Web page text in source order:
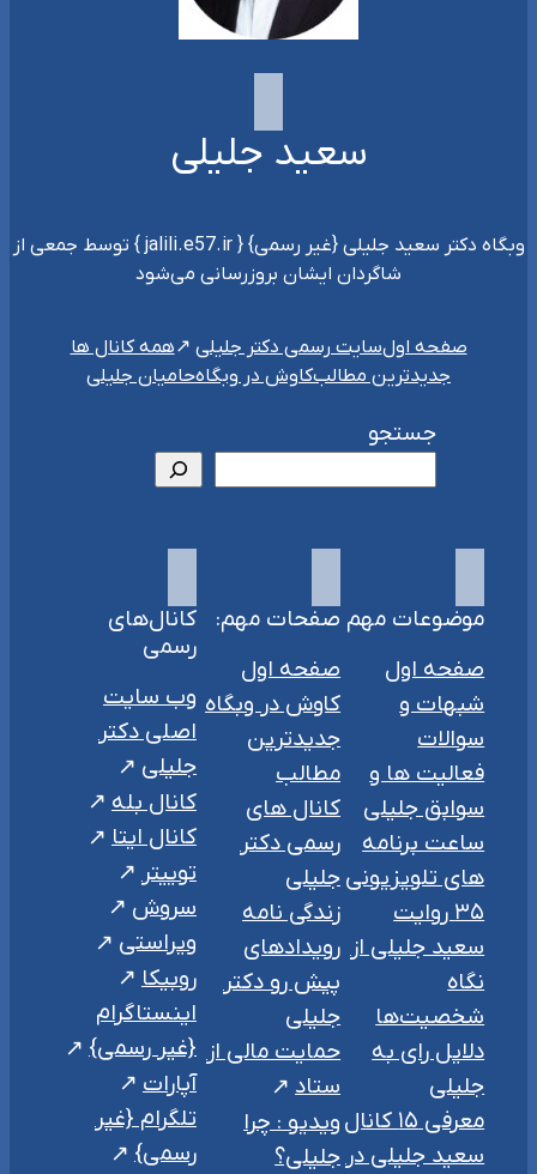
سعید جلیلی
وبگاه دکتر سعید جلیلی {غیر رسمی} { jalili.e57.ir } توسط جمعی از
شاگردان ایشان بروزرسانی می‌شود
صفحه اولسایت رسمی دکتر جلیلی
همه کانال ها
جدیدترین مطالبکاوش در وبگاهحامیان جلیلی
جستجو
موضوعات مهم
صفحه اول
شبهات و
سوالات
فعالیت ها و
سوابق جلیلی
ساعت برنامه
های تلویزیونی
۳۵ روایت
سعید جلیلی از
نگاه
شخصیت‌ها
دلایل رای به
جلیلی
معرفی ۱۵ کانال
سعید جلیلی در
صفحات مهم:
صفحه اول
کاوش در وبگاه
جدیدترین
مطالب
کانال های
رسمی دکتر
جلیلی
زندگی نامه
رویدادهای
پیش رو دکتر
جلیلی
حمایت مالی از
ستاد
ویدیو : چرا
جلیلی؟
کانال‌های
رسمی
وب سایت
اصلی دکتر
جلیلی
کانال بله
کانال ایتا
توییتر
سروش
ویراستی
روبیکا
اینستاگرام
{غیر رسمی}
آپارات
تلگرام {غیر
رسمی}